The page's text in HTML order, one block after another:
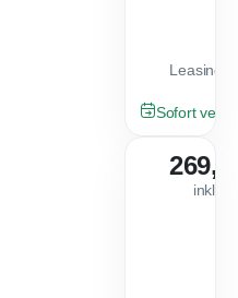
GEBRAUCHT
Sofort
inkl.